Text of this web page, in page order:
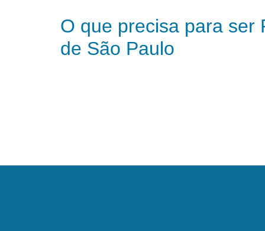
O que precisa para ser
de São Paulo